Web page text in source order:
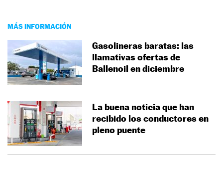
MÁS INFORMACIÓN
Gasolineras baratas: las
llamativas ofertas de
Ballenoil en diciembre
La buena noticia que han
recibido los conductores en
pleno puente